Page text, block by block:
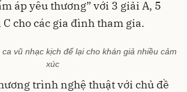
áp yêu thương” với 3 giải A, 5
cho các gia đình tham gia.
vũ nhạc kịch để lại cho khán giả nhiều cảm
xúc
trình nghệ thuật với chủ đề